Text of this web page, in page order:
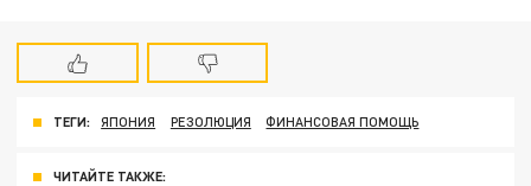
ТЕГИ: ЯПОНИЯ РЕЗОЛЮЦИЯ ФИНАНСОВАЯ ПОМОЩЬ
ЧИТАЙТЕ ТАКЖЕ: